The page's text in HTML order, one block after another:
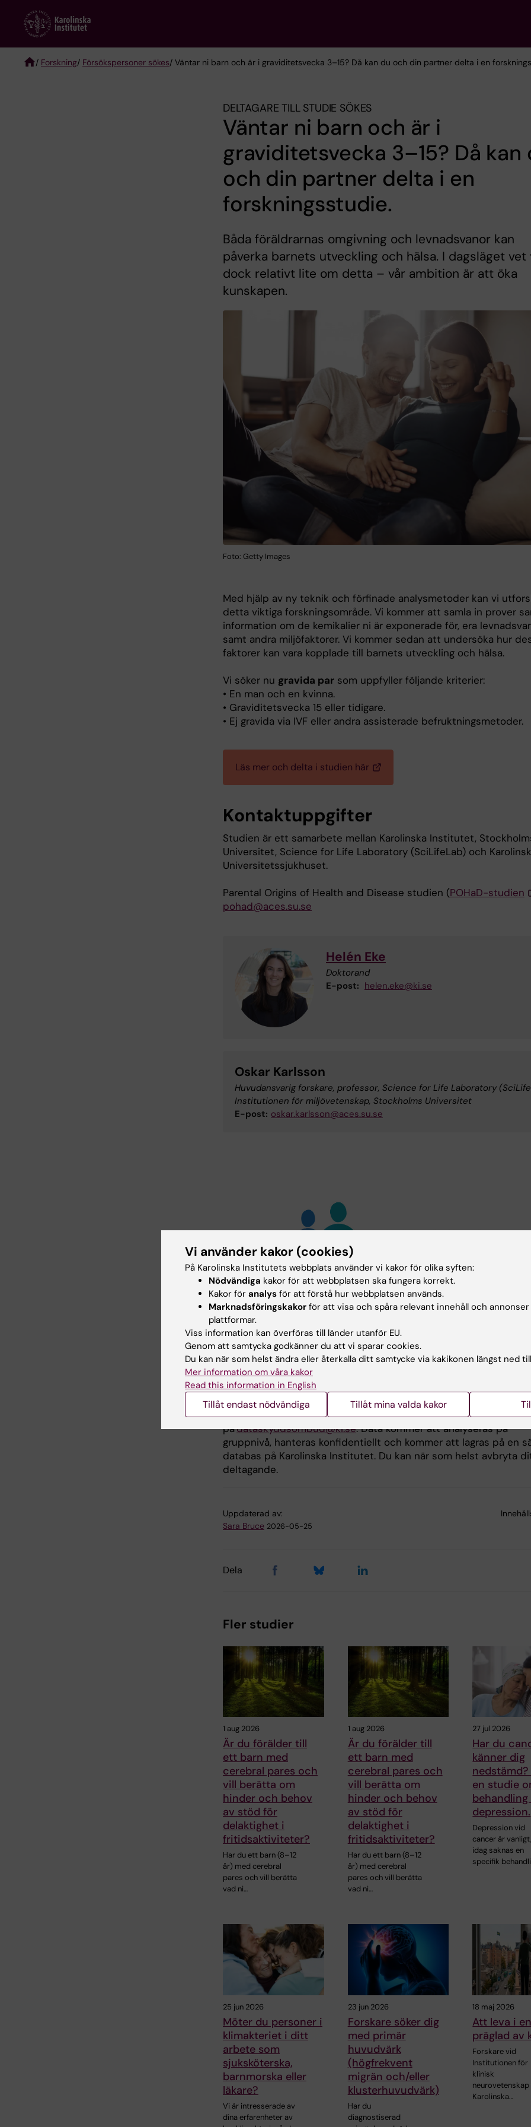
content
/ Forskning/ Försökspersoner sökes/ Väntar ni barn och är i graviditetsvecka 3–15? Då kan du och din partner delta i en
DELTAGARE TILL STUDIE SÖKES
Väntar ni barn och är i
graviditetsvecka 3–15? Då kan
och din partner delta i en
forskningsstudie.
Båda föräldrarnas omgivning och levnadsvanor kan
påverka barnets utveckling och hälsa. I dagsläget vet
dock relativt lite om detta – vår ambition är att öka
kunskapen.
Foto: Getty Images
Med hjälp av ny teknik och förfinade analysmetoder kan vi
detta viktiga forskningsområde. Vi kommer att samla in prover
information om de kemikalier ni är exponerade för, era
samt andra miljöfaktorer. Vi kommer sedan att undersöka hur
faktorer kan vara kopplade till barnets utveckling och hälsa.
Vi söker nu gravida par som uppfyller följande kriterier:
• En man och en kvinna.
• Graviditetsvecka 15 eller tidigare.
• Ej gravida via IVF eller andra assisterade befruktningsmetoder.
Läs mer och delta i studien här
Kontaktuppgifter
Studien är ett samarbete mellan Karolinska Institutet,
Universitet, Science for Life Laboratory (SciLifeLab) och
Universitetssjukhuset.
Parental Origins of Health and Disease studien (POHaD-studien
pohad@aces.su.se
Helén Eke
Doktorand
E-post: helen.eke@ki.se
Oskar Karlsson
Huvudansvarig forskare, professor, Science for Life Laboratory
Institutionen för miljövetenskap, Stockholms Universitet
E-post: oskar.karlsson@aces.su.se
Hantering av personuppgifter
All hantering av personuppgifterna i projektet sker i enlighet med
EU:s dataskyddsförordning (GDPR). Ansvarig för dina
är Karolinska Institutet. Dataskyddsombud nås
pådataskyddsombud@ki.se. Data kommer att analyseras på
gruppnivå, hanteras konfidentiellt och kommer att lagras på en
databas på Karolinska Institutet. Du kan när som helst avbryta
deltagande.
Uppdaterad av:
Sara Bruce 2026-05-25
Dela
Fler studier
1 aug 2026
Är du förälder till
ett barn med
cerebral pares och
vill berätta om
hinder och behov
av stöd för
delaktighet i
fritidsaktiviteter?
Har du ett barn (8–12
år) med cerebral
pares och vill berätta
vad ni…
1 aug 2026
Är du förälder till
ett barn med
cerebral pares och
vill berätta om
hinder och behov
av stöd för
delaktighet i
fritidsaktiviteter?
Har du ett barn (8–12
år) med cerebral
pares och vill berätta
vad ni…
27 jul 2026
Har du
känner dig
nedstämd?
en studie
depression.
Depression vid
cancer är
idag saknas en
specifik
25 jun 2026
Möter du personer i
klimakteriet i ditt
arbete som
sjuksköterska,
barnmorska eller
läkare?
Vi är intresserade av
dina erfarenheter av
23 jun 2026
Forskare söker dig
med primär
huvudvärk
(högfrekvent
migrän och/eller
klusterhuvudvärk)
Har du
diagnostiserad
18 maj 2026
Att leva i
präglad av
Forskare vid
Institutionen för
klinisk
neurovetenskap
Karolinska…
Vi använder kakor (cookies)
På Karolinska Institutets webbplats använder vi kakor för olika syften:
Nödvändiga kakor för att webbplatsen ska fungera korrekt.
Kakor för analys för att förstå hur webbplatsen används.
Marknadsföringskakor för att visa och spåra relevant innehåll och
plattformar.
Viss information kan överföras till länder utanför EU.
Genom att samtycka godkänner du att vi sparar cookies.
Du kan när som helst ändra eller återkalla ditt samtycke via kakikonen längst ned
Mer information om våra kakor
Read this information in English
Tillåt endast nödvändiga Tillåt mina valda kakor